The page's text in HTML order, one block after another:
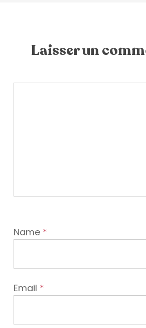
Laisser un
Name *
Email *